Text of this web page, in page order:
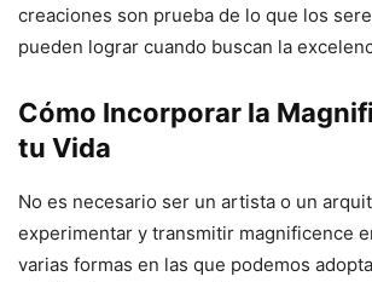
creaciones son prueba de lo que los
pueden lograr cuando buscan la
Cómo Incorporar la
tu Vida
No es necesario ser un artista o un
experimentar y transmitir magnificence
varias formas en las que podemos